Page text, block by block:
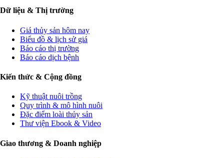
Dữ liệu & Thị trường
Giá thủy sản hôm nay
Biểu đồ & lịch sử giá
Báo cáo thị trường
Báo cáo dịch bệnh
Kiến thức & Cộng đồng
Kỹ thuật nuôi trồng
Quy trình & mô hình nuôi
Đặc điểm loài thủy sản
Thư viện Ebook & Video
Giao thương & Doanh nghiệp